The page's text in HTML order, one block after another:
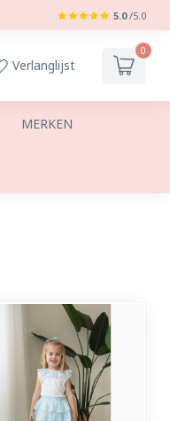
5.0 /5.0
Verlanglijst
0
MERKEN